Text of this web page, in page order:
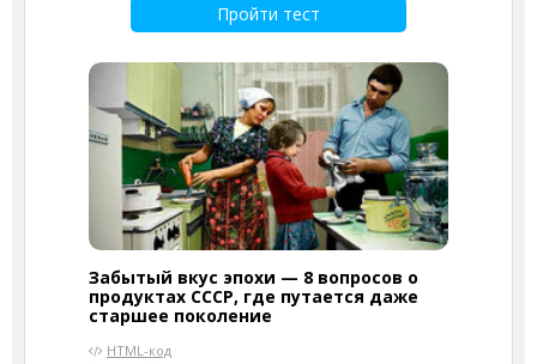
Пройти тест
Забытый вкус эпохи — 8 вопросов о
продуктах СССР, где путается даже
старшее поколение
HTML-код